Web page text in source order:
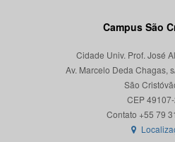
Campus São
Cidade Univ. Prof. José
Av. Marcelo Deda Chagas,
São
CEP